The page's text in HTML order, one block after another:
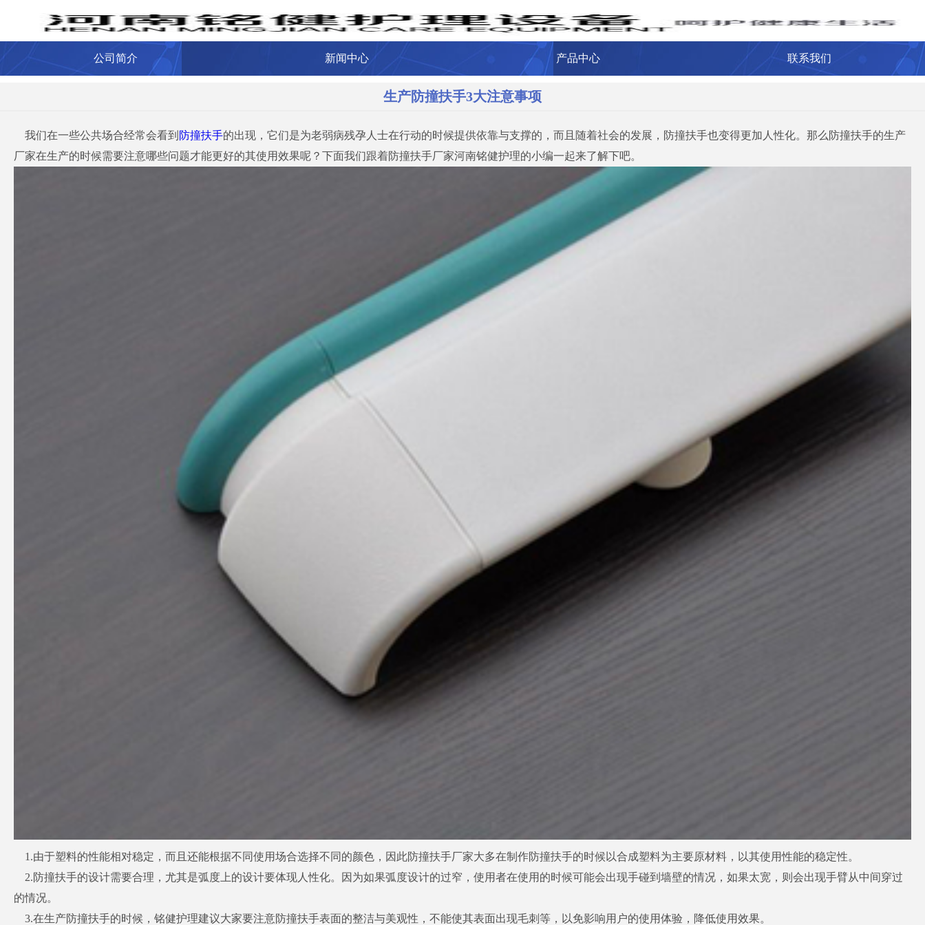
公司简介 新闻中心 产品中心 联系我们
生产防撞扶手3大注意事项
我们在一些公共场合经常会看到 防撞扶手的出现，它们是为老弱病残孕人士在行动的时候提供依靠与支撑的，而且随着社会的发展，防撞扶手也变得更加人性化。那么防撞扶手的生产
厂家在生产的时候需要注意哪些问题才能更好的其使用效果呢？下面我们跟着防撞扶手厂家河南铭健护理的小编一起来了解下吧。
1.由于塑料的性能相对稳定，而且还能根据不同使用场合选择不同的颜色，因此防撞扶手厂家大多在制作防撞扶手的时候以合成塑料为主要原材料，以其使用性能的稳定性。
2.防撞扶手的设计需要合理，尤其是弧度上的设计要体现人性化。因为如果弧度设计的过窄，使用者在使用的时候可能会出现手碰到墙壁的情况，如果太宽，则会出现手臂从中间穿过
的情况。
3.在生产防撞扶手的时候，铭健护理建议大家要注意防撞扶手表面的整洁与美观性，不能使其表面出现毛刺等，以免影响用户的使用体验，降低使用效果。